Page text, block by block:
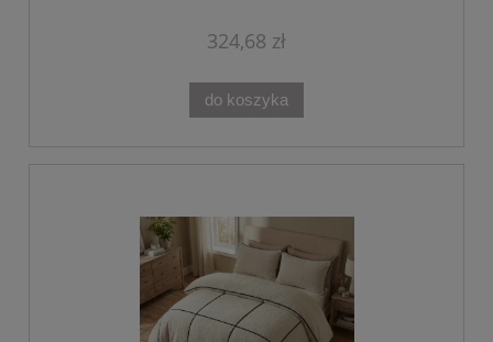
324,68 zł
do koszyka